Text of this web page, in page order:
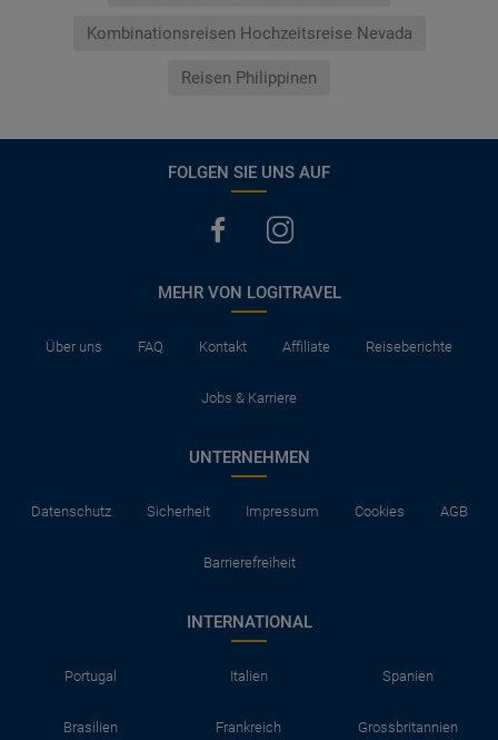
Kombinationsreisen Hochzeitsreise Nevada
Reisen Philippinen
FOLGEN SIE UNS AUF
MEHR VON LOGITRAVEL
Über uns FAQ Kontakt Affiliate Reiseberichte
Jobs & Karriere
UNTERNEHMEN
Datenschutz Sicherheit Impressum Cookies AGB
Barrierefreiheit
INTERNATIONAL
Portugal Italien Spanien
Brasilien Frankreich Grossbritannien